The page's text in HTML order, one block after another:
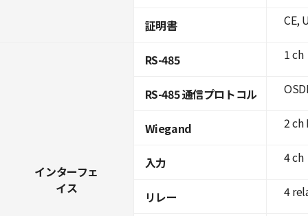
証明書
インターフェ
イス
RS-485
RS-485 通信プロトコル
Wiegand
入力
リレー
CE,
1 ch
2 ch
4 ch
4